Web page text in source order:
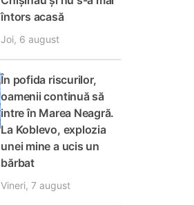
întors acasă
Joi, 6 august
În pofida riscurilor,
oamenii continuă să
intre în Marea Neagră.
La Koblevo, explozia
unei mine a ucis un
bărbat
Vineri, 7 august